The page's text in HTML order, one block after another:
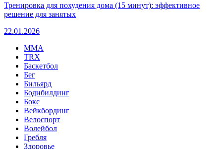
Тренировка для похудения дома (15 минут): эффективное
решение для занятых
22.01.2026
MMA
TRX
Баскетбол
Бег
Бильярд
Бодибилдинг
Бокс
Вейкбординг
Велоспорт
Волейбол
Гребля
Здоровье